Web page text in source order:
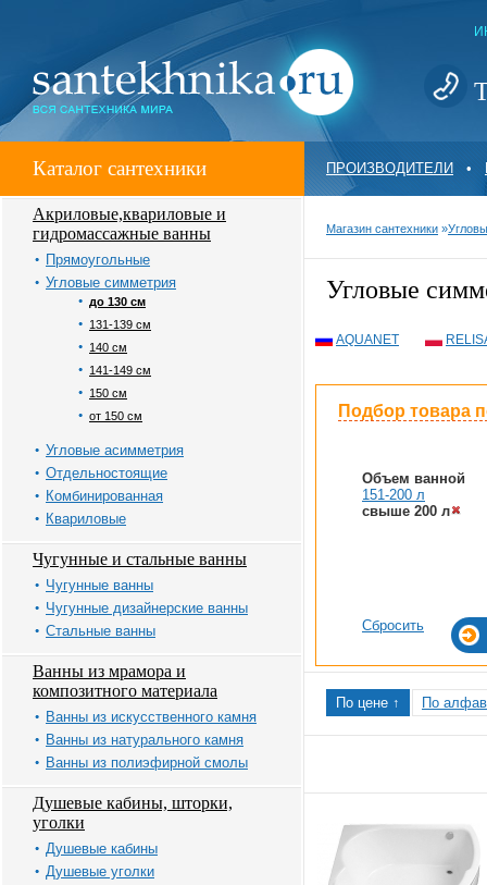
Каталог сантехники ПРОИЗВОДИТЕЛИ •
Акриловые,квариловые и
гидромассажные ванны
Прямоугольные
Угловые симметрия
до 130 см
131-139 см
140 см
141-149 см
150 см
от 150 см
Угловые асимметрия
Отдельностоящие
Комбинированная
Квариловые
Чугунные и стальные ванны
Чугунные ванны
Чугунные дизайнерские ванны
Стальные ванны
Ванны из мрамора и
композитного материала
Ванны из искусственного камня
Ванны из натурального камня
Ванны из полиэфирной смолы
Душевые кабины, шторки,
уголки
Душевые кабины
Душевые уголки
Магазин сантехники »
Угловые
AQUANET
Подбор товара
Объем ванной
151-200 л
свыше 200 л
Сбросить
По цене ↑ По